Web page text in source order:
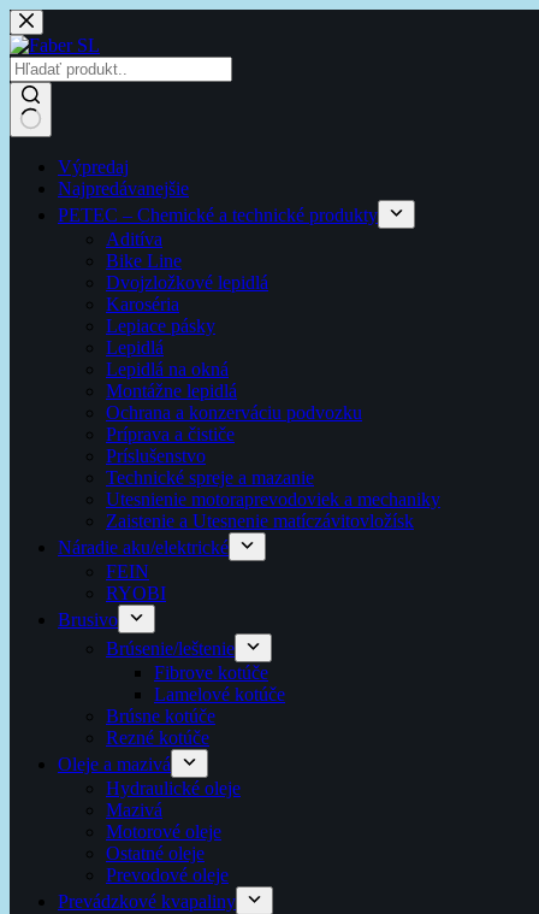
Skip
to
content
výsledkyVýpredaj
Najpredávanejšie
PETEC – Chemické a technické produkty
Aditíva
Bike Line
Dvojzložkové lepidlá
Karoséria
Lepiace pásky
Lepidlá
Lepidlá na okná
Montážne lepidlá
Ochrana a konzerváciu podvozku
Príprava a čističe
Príslušenstvo
Technické spreje a mazanie
Utesnienie motoraprevodoviek a mechaniky
Zaistenie a Utesnenie matíczávitovložísk
Náradie aku/elektrické
FEIN
RYOBI
Brusivo
Brúsenie/leštenie
Fibrove kotúče
Lamelové kotúče
Brúsne kotúče
Rezné kotúče
Oleje a mazivá
Hydraulické oleje
Mazivá
Motorové oleje
Ostatné oleje
Prevodové oleje
Prevádzkové kvapaliny